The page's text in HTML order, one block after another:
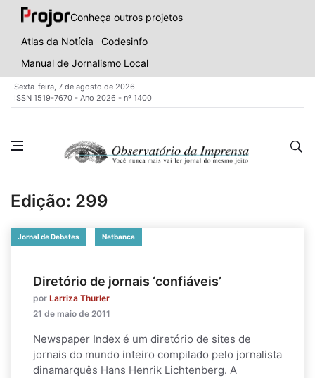
Conheça outros projetos
Atlas da Notícia
Codesinfo
Manual de Jornalismo Local
Sexta-feira, 7 de agosto de 2026
ISSN 1519-7670 - Ano 2026 - nº 1400
Edição: 299
Jornal de Debates Netbanca
Diretório de jornais ‘confiáveis’
por Larriza Thurler
21 de maio de 2011
Newspaper Index é um diretório de sites de
jornais do mundo inteiro compilado pelo jornalista
dinamarquês Hans Henrik Lichtenberg. A